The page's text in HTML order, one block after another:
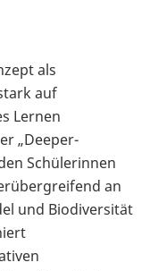
als
auf
Lernen
„Deeper-
Schülerinnen
an
und Biodiversität